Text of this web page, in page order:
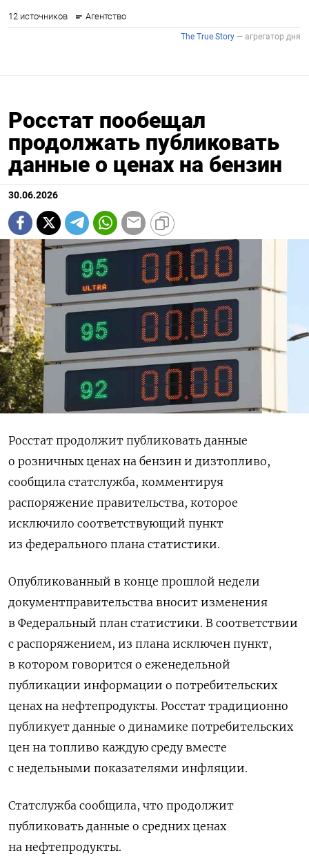
Росстат пообещал
продолжать публиковать
данные о ценах на бензин
30.06.2026
Росстат продолжит публиковать данные
о розничных ценах на бензин и дизтопливо,
сообщила статслужба, комментируя
распоряжение правительства, которое
исключило соответствующий пункт
из ‌федерального плана статистики.
Опубликованный в конце прошлой недели
документправительства вносит изменения
в Федеральный план статистики. В соответствии
с распоряжением, из плана исключен пункт,
в котором говорится о еженедельной
публикации информации ​о потребительских
ценах на нефтепродукты. Росстат ​традиционно
публикует данные ​о динамике потребительских
цен ⁠на топливо каждую среду вместе
с недельными показателями инфляции.
Статслужба ‌сообщила, что продолжит
публиковать данные о средних ‌ценах
на нефтепродукты.